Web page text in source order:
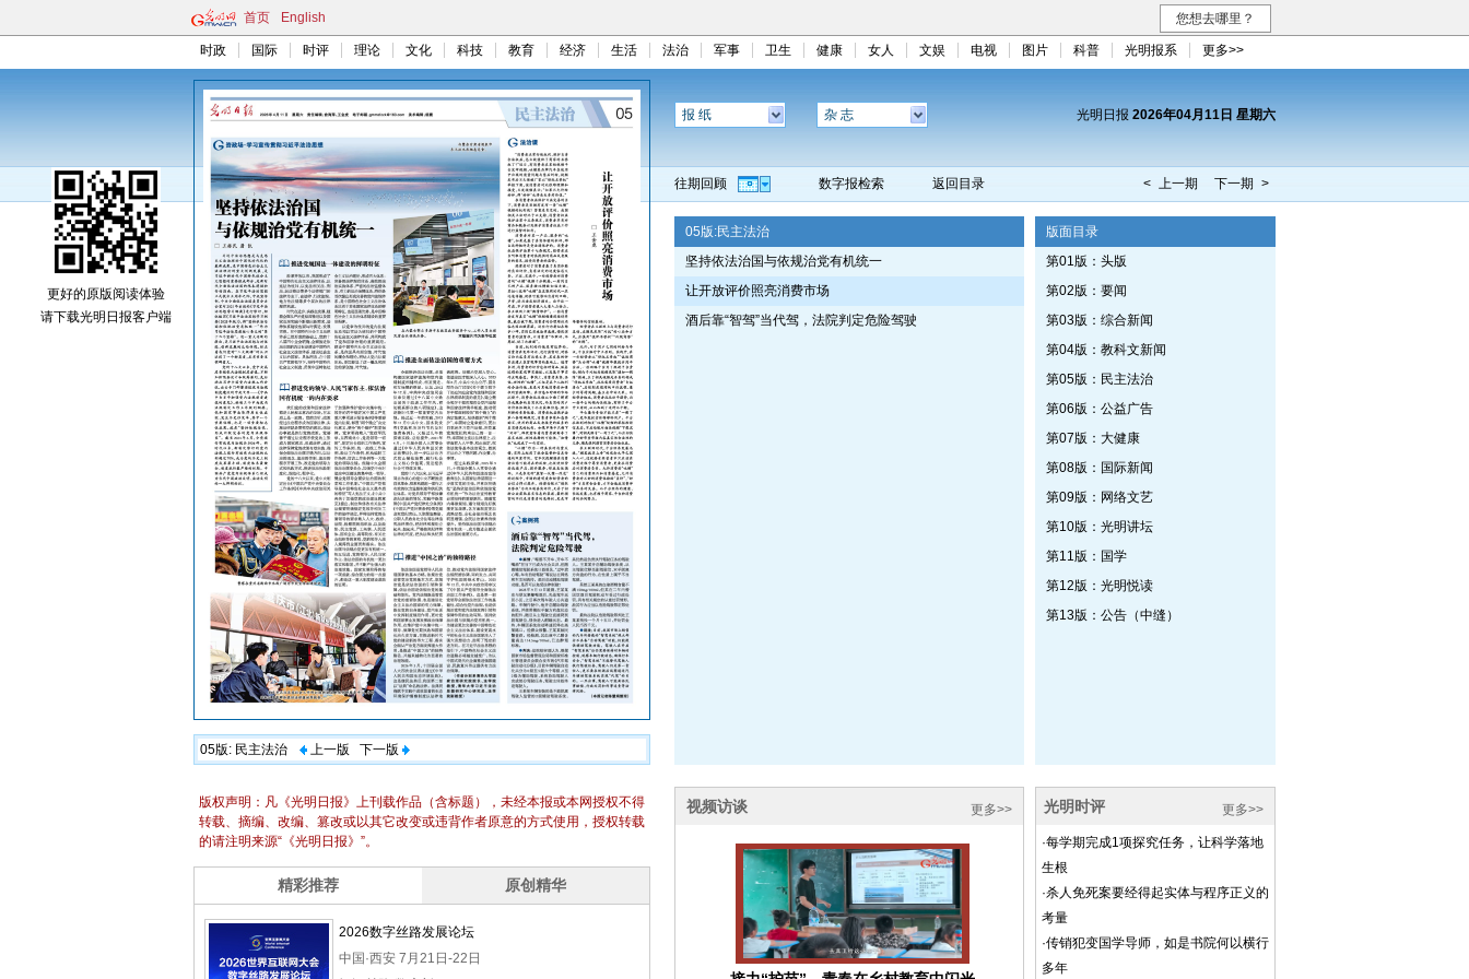
首页 English 您想去哪里？
时政 国际 时评 理论 文化 科技 教育 经济 生活 法治 军事 卫生 健康 女人 文娱 电视 图片 科普 光明报系 更多>>
05版: 民主法治 上一版 下一版
报 纸 杂 志 光明日报 2026年04月11日 星期六
往期回顾 数字报检索 返回目录 < 上一期 下一期 >
05版:民主法治
坚持依法治国与依规治党有机统一
让开放评价照亮消费市场
酒后靠“智驾”当代驾，法院判定危险驾驶
版面目录
第01版：头版
第02版：要闻
第03版：综合新闻
第04版：教科文新闻
第05版：民主法治
第06版：公益广告
第07版：大健康
第08版：国际新闻
第09版：网络文艺
第10版：光明讲坛
第11版：国学
第12版：光明悦读
第13版：公告（中缝）
更好的原版阅读体验
请下载光明日报客户端